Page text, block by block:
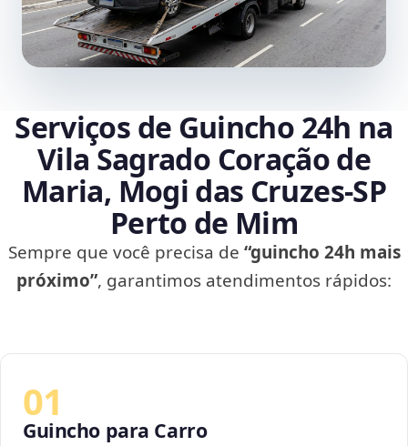
Serviços de Guincho 24h na
Vila Sagrado Coração de
Maria, Mogi das Cruzes‑SP
Perto de Mim
Sempre que você precisa de “guincho 24h mais
próximo”, garantimos atendimentos rápidos:
01
Guincho para Carro